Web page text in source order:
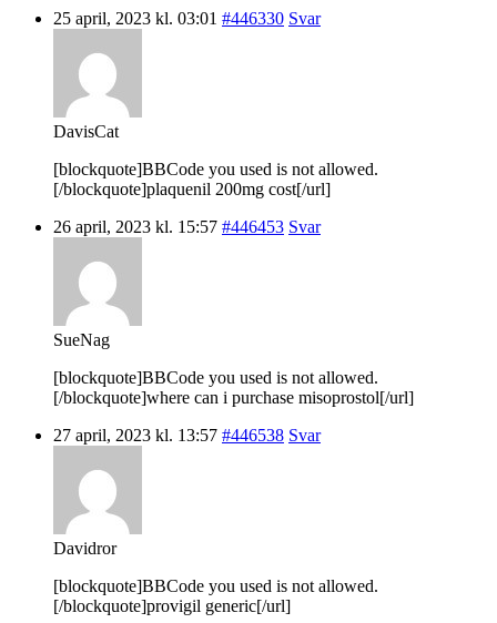
25 april, 2023 kl. 03:01 #446330 Svar
DavisCat
[blockquote]BBCode you used is not allowed.
[/blockquote]plaquenil 200mg cost[/url]
26 april, 2023 kl. 15:57 #446453 Svar
SueNag
[blockquote]BBCode you used is not allowed.
[/blockquote]where can i purchase misoprostol[/url]
27 april, 2023 kl. 13:57 #446538 Svar
Davidror
[blockquote]BBCode you used is not allowed.
[/blockquote]provigil generic[/url]